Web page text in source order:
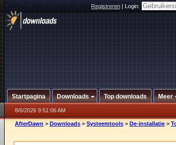
Registreren|Login:
Startpagina Downloads Top downloads Meer
8/6/2026 9:51:06 AM
AfterDawn > Downloads > Systeemtools > De-installatie >